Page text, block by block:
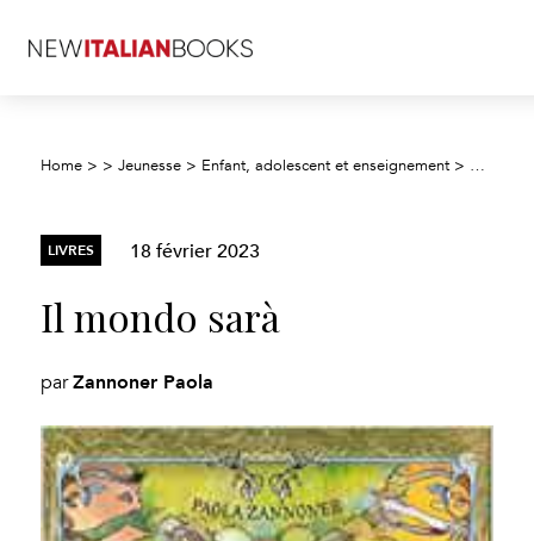
Home > >Jeunesse > Enfant, adolescent et enseignement > Fiction
LIVRES 18 février 2023
Il mondo sarà
parZannoner Paola